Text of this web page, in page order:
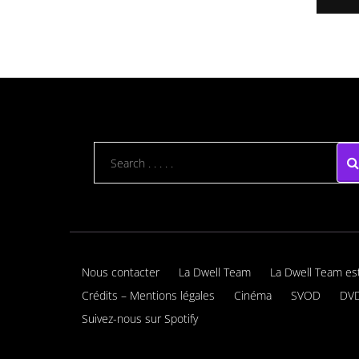
Nous contacter La Dwell Team
La Dwell Team
Crédits – Mentions légales
Cinéma SVOD
Suivez-nous sur Spotify